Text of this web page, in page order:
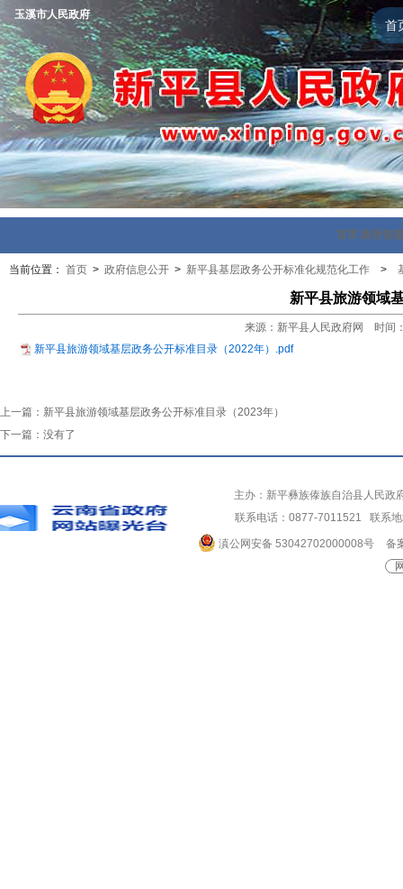
首
玉溪市人民政府
首页 政府信
当前位置： 首页 > 政府信息公开 > 新平县基层政务公开标准化规范化工作 >
新平县旅游领域
来源：新平县人民政府网 时间
新平县旅游领域基层政务公开标准目录（2022年）.pdf
上一篇： 新平县旅游领域基层政务公开标准目录（2023年）
下一篇： 没有了
主办：新平彝族傣族自治县人民
联系电话：0877-7011521 联系
滇公网安备 53042702000008号
备